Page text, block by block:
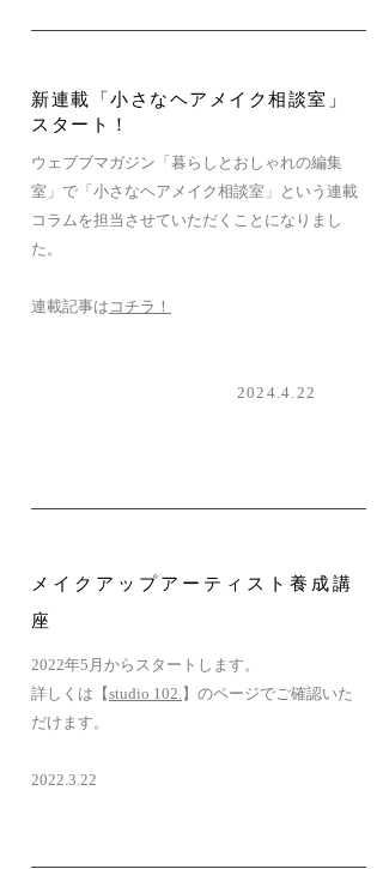
新連載「小さなヘアメイク相談室」
スタート！
ウェブブマガジン「暮らしとおしゃれの編集
室」で「小さなヘアメイク相談室」という連載
コラムを担当させていただくことになりまし
た。
連載記事は コチラ！
2024.4.22
​メイクアップアーティスト養成講
座
2022年5月からスタートします。
詳しくは【studio 102.】のページでご確認いた
だけます。
2022.3.22